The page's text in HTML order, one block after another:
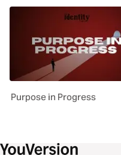
Purpose in Progress